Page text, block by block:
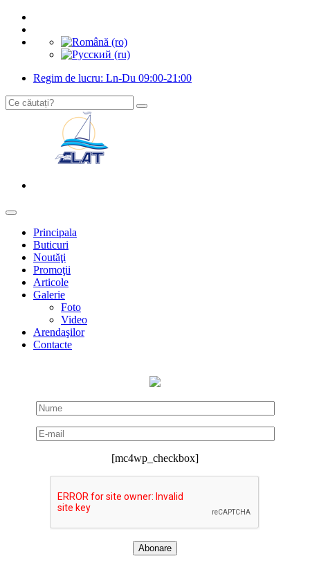
Regim de lucru: Ln-Du 09:00-21:00
Principala
Buticuri
Noutăţi
Promoţii
Articole
Galerie
Foto
Video
Arendaşilor
Contacte
[mc4wp_checkbox]